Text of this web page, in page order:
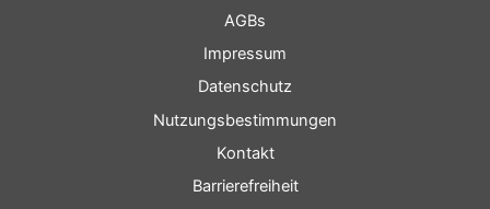
AGBs
Impressum
Datenschutz
Nutzungsbestimmungen
Kontakt
Barrierefreiheit